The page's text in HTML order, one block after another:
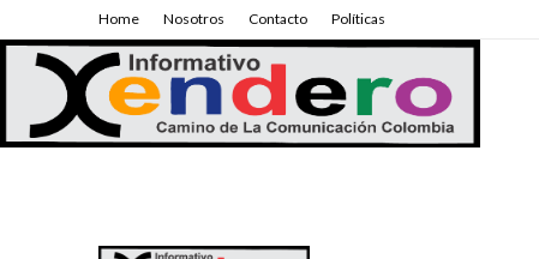
Home Nosotros Contacto Políticas